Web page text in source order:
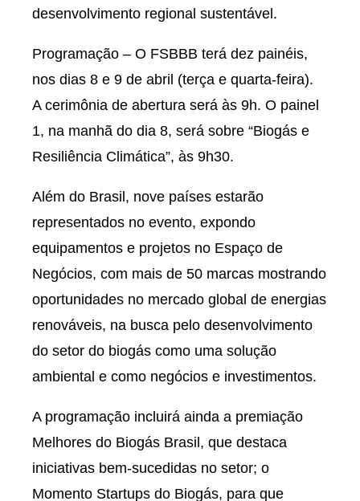
desenvolvimento regional sustentável.
Programação – O FSBBB terá dez painéis,
nos dias 8 e 9 de abril (terça e quarta-feira).
A cerimônia de abertura será às 9h. O painel
1, na manhã do dia 8, será sobre “Biogás e
Resiliência Climática”, às 9h30.
Além do Brasil, nove países estarão
representados no evento, expondo
equipamentos e projetos no Espaço de
Negócios, com mais de 50 marcas mostrando
oportunidades no mercado global de energias
renováveis, na busca pelo desenvolvimento
do setor do biogás como uma solução
ambiental e como negócios e investimentos.
A programação incluirá ainda a premiação
Melhores do Biogás Brasil, que destaca
iniciativas bem-sucedidas no setor; o
Momento Startups do Biogás, para que